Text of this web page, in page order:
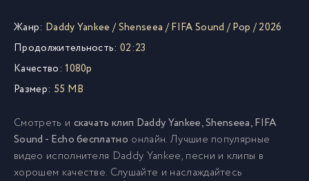
Жанр: Daddy Yankee /Shenseea /FIFA Sound /Pop /2026
Продолжительность: 02:23
Качество: 1080p
Размер: 55 MB
Смотреть и скачать клип Daddy Yankee, Shenseea, FIFA
Sound - Echo бесплатно онлайн. Лучшие популярные
видео исполнителя Daddy Yankee, песни и клипы в
хорошем качестве. Слушайте и наслаждайтесь